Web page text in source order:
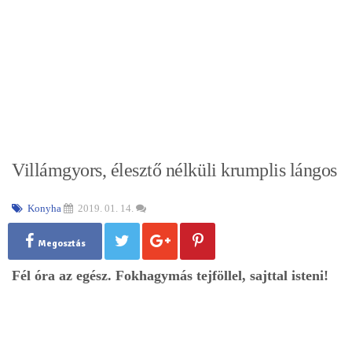
Villámgyors, élesztő nélküli krumplis lángos
Konyha 2019. 01. 14.
Megosztás
Fél óra az egész. Fokhagymás tejföllel, sajttal isteni!